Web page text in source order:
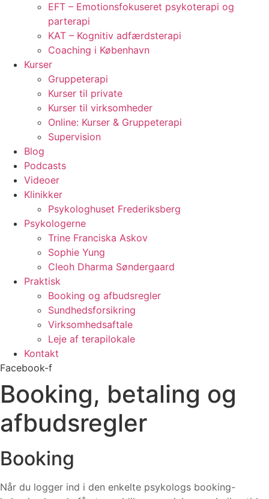
EFT – Emotionsfokuseret psykoterapi og
parterapi
KAT – Kognitiv adfærdsterapi
Coaching i København
Kurser
Gruppeterapi
Kurser til private
Kurser til virksomheder
Online: Kurser & Gruppeterapi
Supervision
Blog
Podcasts
Videoer
Klinikker
Psykologhuset Frederiksberg
Psykologerne
Trine Franciska Askov
Sophie Yung
Cleoh Dharma Søndergaard
Praktisk
Booking og afbudsregler
Sundhedsforsikring
Virksomhedsaftale
Leje af terapilokale
Kontakt
Facebook-f
Booking, betaling og
afbudsregler
Booking
Når du logger ind i den enkelte psykologs booking-